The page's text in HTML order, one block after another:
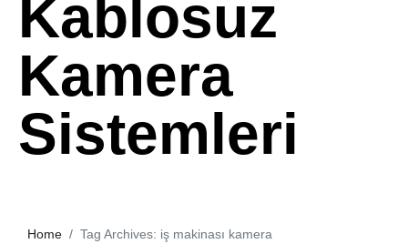
Kablosuz
Kamera
Sistemleri
Home Tag Archives: iş makinası kamera